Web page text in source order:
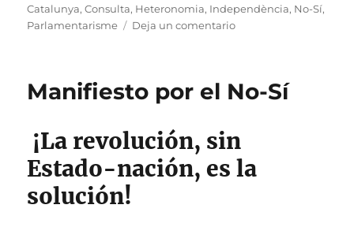
Catalunya,Consulta, Heteronomia, Independència, No-Sí,
Parlamentarisme
Deja un comentarioen
del
Manifiesto por el No-Sí
¡La revolución, sin
Estado-nación, es la
solución!